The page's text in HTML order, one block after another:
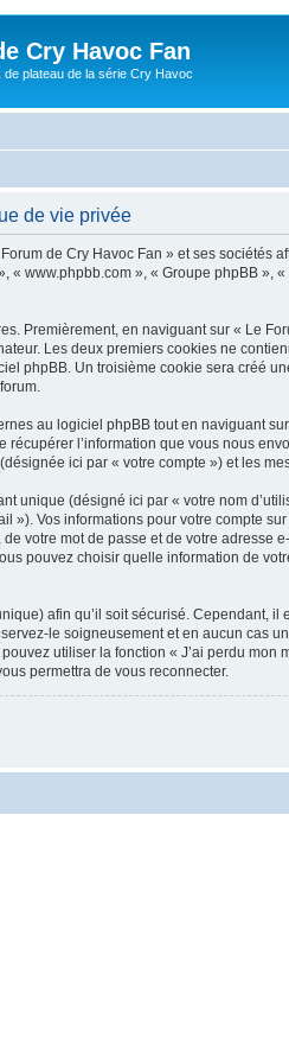
Cry Havoc Fan
plateau de la série Cry Havoc
de vie privée
de Cry Havoc Fan » et ses sociétés
« www.phpbb.com », « Groupe phpBB
Premièrement, en naviguant sur « Le
Les deux premiers cookies ne
phpBB. Un troisième cookie sera créé
au logiciel phpBB tout en naviguant
l’information que vous nous
ici par « votre compte ») et les
unique (désigné ici par « votre nom
»). Vos informations pour votre compte
votre mot de passe et de votre
pouvez choisir quelle information de
afin qu’il soit sécurisé. Cependant,
le soigneusement et en aucun cas
utiliser la fonction « J’ai perdu
permettra de vous reconnecter.